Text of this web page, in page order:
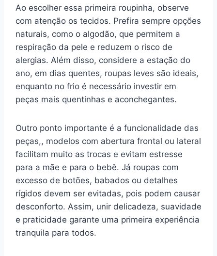
Ao escolher essa primeira roupinha, observe
com atenção os tecidos. Prefira sempre opções
naturais, como o algodão, que permitem a
respiração da pele e reduzem o risco de
alergias. Além disso, considere a estação do
ano, em dias quentes, roupas leves são ideais,
enquanto no frio é necessário investir em
peças mais quentinhas e aconchegantes.
Outro ponto importante é a funcionalidade das
peças,, modelos com abertura frontal ou lateral
facilitam muito as trocas e evitam estresse
para a mãe e para o bebê. Já roupas com
excesso de botões, babados ou detalhes
rígidos devem ser evitadas, pois podem causar
desconforto. Assim, unir delicadeza, suavidade
e praticidade garante uma primeira experiência
tranquila para todos.